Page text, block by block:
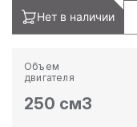
Нет в наличии
Объем
двигателя
250 см3